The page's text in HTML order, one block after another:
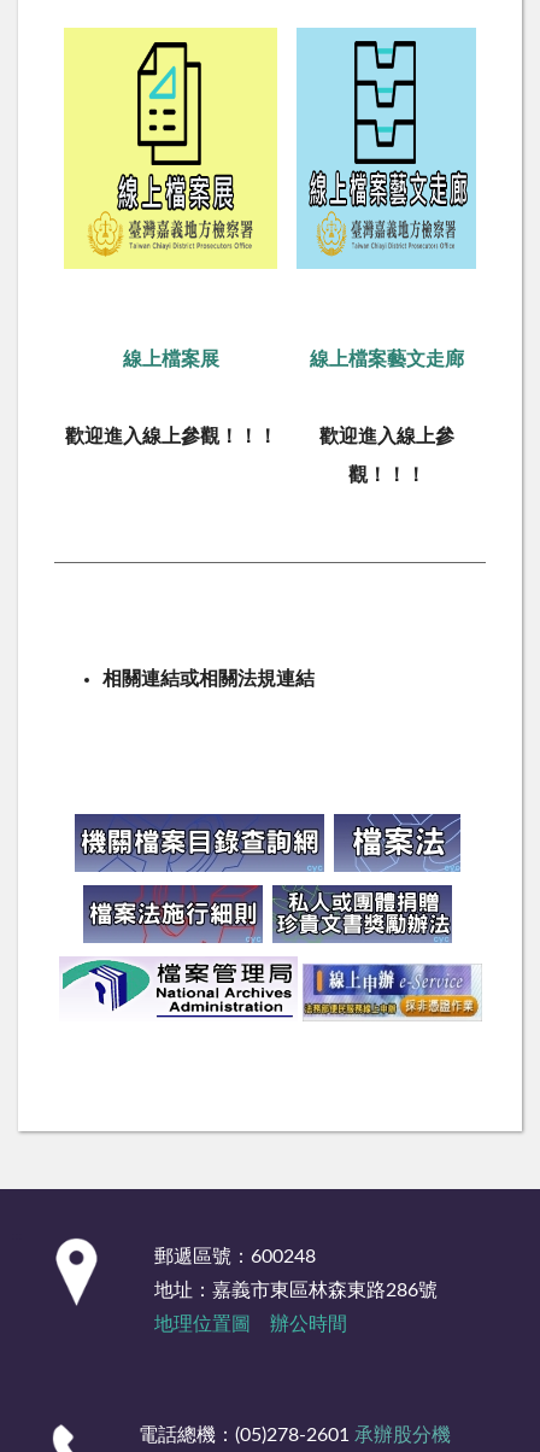
線上檔案展
歡迎進入線上參觀！！！
線上檔案藝文走廊
歡迎進入線上參
觀！！！
相關連結或相關法規連結
郵遞區號：600248
地址：嘉義市東區林森東路286號
地理位置圖
辦公時間
電話總機：(05)278-2601 承辦股分機